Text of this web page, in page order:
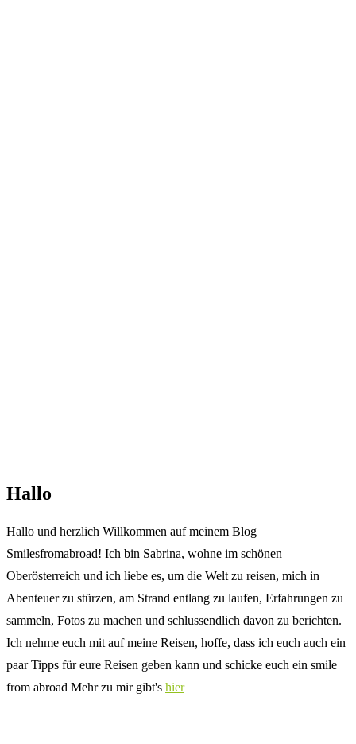
Hallo
Hallo und herzlich Willkommen auf meinem Blog
Smilesfromabroad! Ich bin Sabrina, wohne im schönen
Oberösterreich und ich liebe es, um die Welt zu reisen, mich in
Abenteuer zu stürzen, am Strand entlang zu laufen, Erfahrungen zu
sammeln, Fotos zu machen und schlussendlich davon zu berichten.
Ich nehme euch mit auf meine Reisen, hoffe, dass ich euch auch ein
paar Tipps für eure Reisen geben kann und schicke euch ein smile
from abroad Mehr zu mir gibt's hier